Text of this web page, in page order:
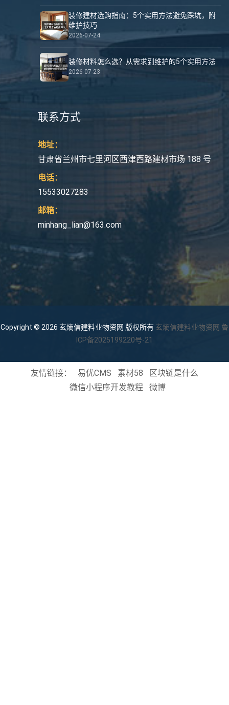
装修建材选购指南：5个实用方法避免踩坑，附
维护技巧
2026-07-24
装修材料怎么选？从需求到维护的5个实用方法
2026-07-23
联系方式
地址：
甘肃省兰州市七里河区西津西路建材市场 188 号
电话：
15533027283
邮箱：
minhang_lian@163.com
Copyright © 2026 玄熵信建料业物资网 版权所有 玄熵信建料业物资网 鲁
ICP备2025199220号-21
友情链接： 易优CMS 素材58
区块链是什么
微信小程序开发教程
微博